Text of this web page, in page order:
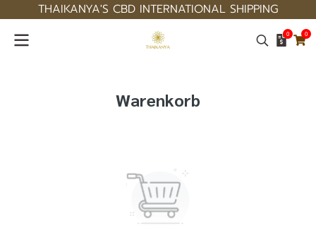
THAIKANYA'S CBD INTERNATIONAL SHIPPING
0 0
Warenkorb